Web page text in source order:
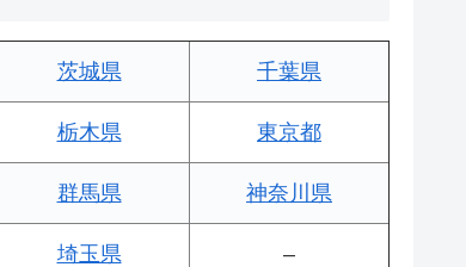
茨城県 千葉県
栃木県 東京都
群馬県 神奈川県
埼玉県 –